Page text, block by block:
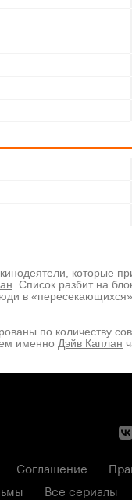
которые
. Список разбит на
в
по количеству
именно Дэйв Каплан
Соглашение
Все сериалы